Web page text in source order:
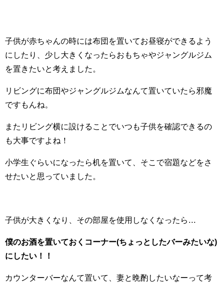
子供が赤ちゃんの時には布団を置いてお昼寝ができるよう
にしたり、少し大きくなったらおもちゃやジャングルジム
を置きたいと考えました。
リビングに布団やジャングルジムなんて置いていたら邪魔
ですもんね。
またリビング横に設けることでいつも子供を確認できるの
も大事ですよね！
小学生ぐらいになったら机を置いて、そこで宿題などをさ
せたいと思っていました。
子供が大きくなり、その部屋を使用しなくなったら…
僕のお酒を置いておくコーナー(ちょっとしたバーみたいな)
にしたい！！
カウンターバーなんて置いて、妻と晩酌したいなーって考